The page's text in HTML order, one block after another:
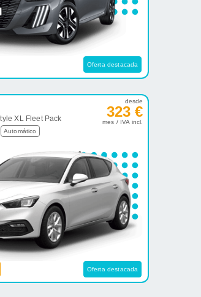
Oferta destacada
XL Fleet Pack
Automático
desde
323 €
mes / IVA incl.
Oferta destacada